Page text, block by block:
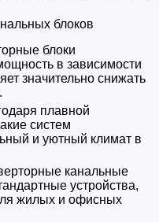
блоков
блоки
в зависимости
значительно снижать
плавной
систем
и уютный климат в
канальные
устройства,
жилых и офисных